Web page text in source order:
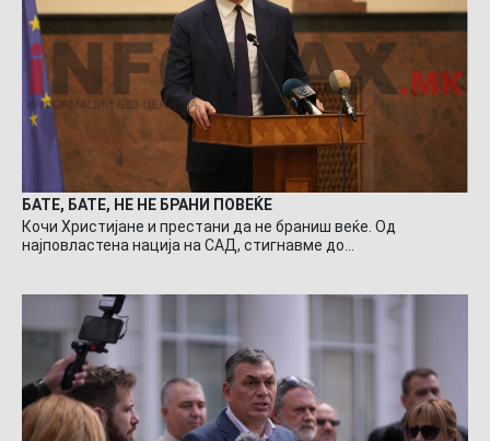
БАТЕ, БАТЕ, НЕ НЕ БРАНИ ПОВЕЌЕ
Кочи Христијане и престани да не браниш веќе. Од
најповластена нација на САД, стигнавме до…